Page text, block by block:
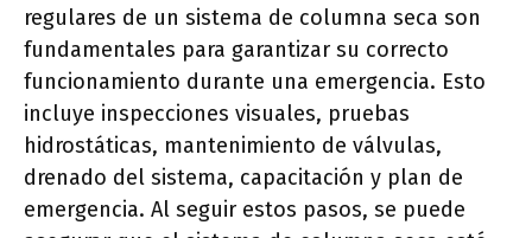
regulares de un sistema de columna seca son
fundamentales para garantizar su correcto
funcionamiento durante una emergencia. Esto
incluye inspecciones visuales, pruebas
hidrostáticas, mantenimiento de válvulas,
drenado del sistema, capacitación y plan de
emergencia. Al seguir estos pasos, se puede